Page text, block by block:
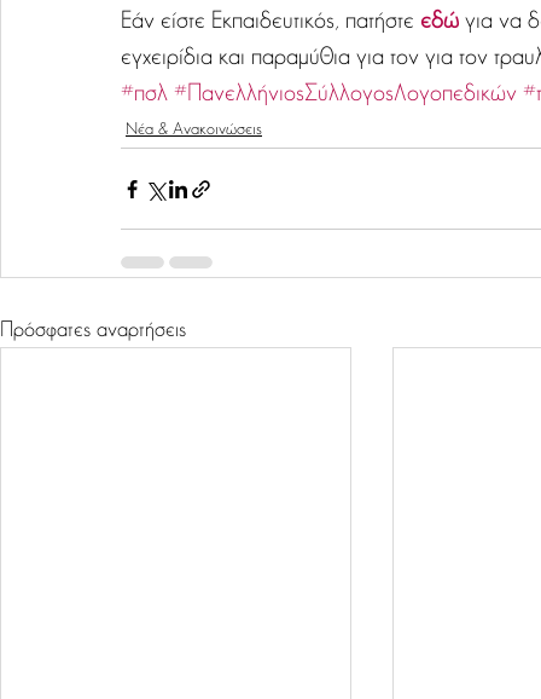
Εάν είστε Εκπαιδευτικός, πατήστε εδώ για να
εγχειρίδια και παραμύθια για τον για τον
#πσλ #ΠανελλήνιοςΣύλλογοςΛογοπεδικών
Νέα & Ανακοινώσεις
Πρόσφατες αναρτήσεις